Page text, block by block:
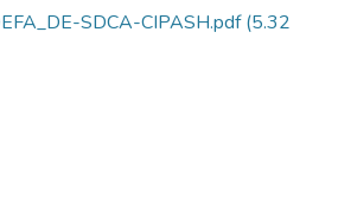
SDCA-CIPASH.pdf(5.32